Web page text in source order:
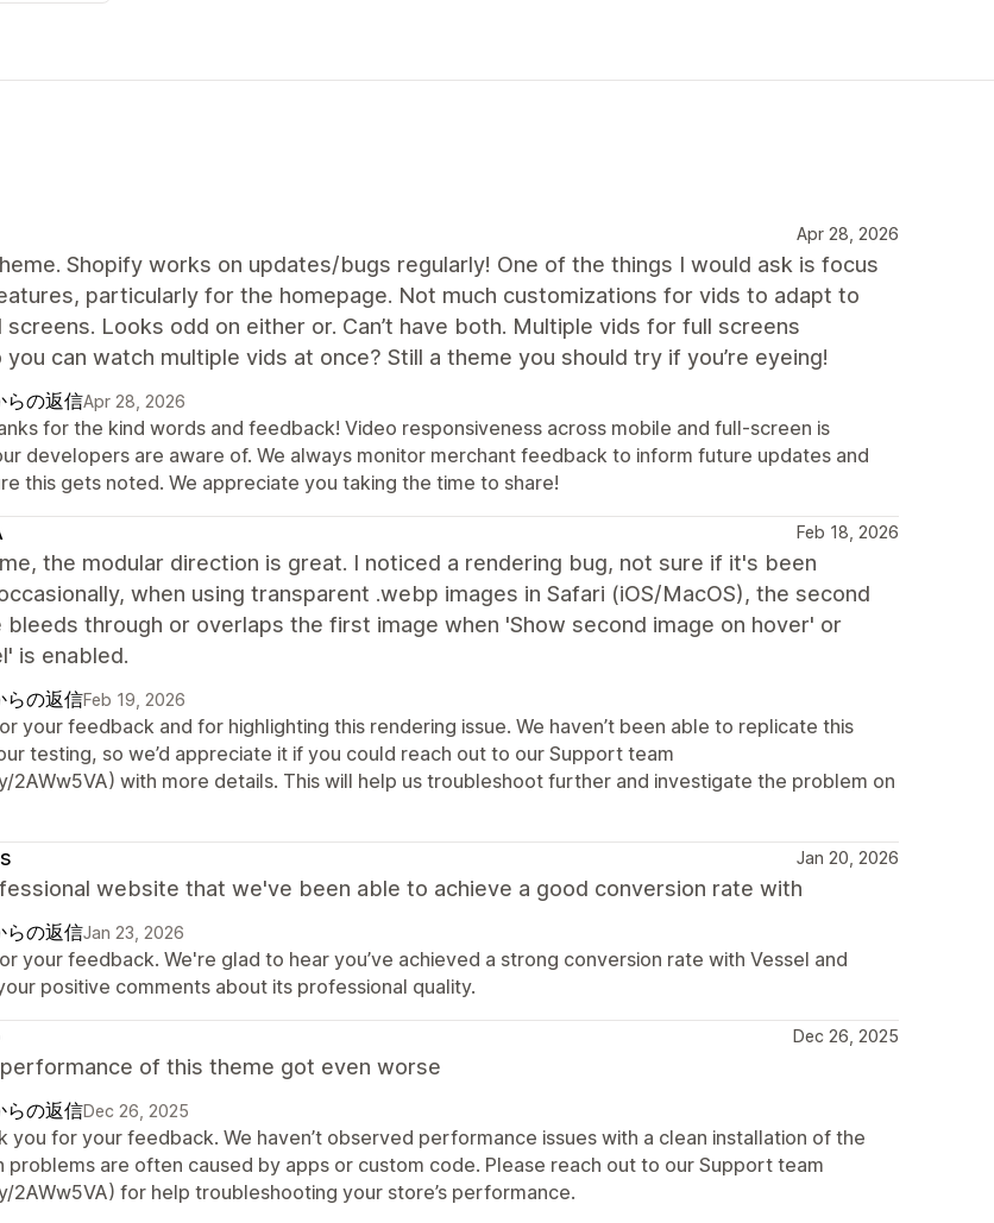
Apr 28, 2026
Shopify works on updates/bugs regularly! One of the things I would ask is focus
particularly for the homepage. Not much customizations for vids to adapt to
screens. Looks odd on either or. Can’t have both. Multiple vids for full screens
can watch multiple vids at once? Still a theme you should try if you’re eyeing!
らの返信Apr 28, 2026
for the kind words and feedback! Video responsiveness across mobile and full-screen is
developers are aware of. We always monitor merchant feedback to inform future updates and
this gets noted. We appreciate you taking the time to share!
Feb 18, 2026
the modular direction is great. I noticed a rendering bug, not sure if it's been
when using transparent .webp images in Safari (iOS/MacOS), the second
bleeds through or overlaps the first image when 'Show second image on hover' or
is enabled.
らの返信Feb 19, 2026
your feedback and for highlighting this rendering issue. We haven’t been able to replicate this
testing, so we’d appreciate it if you could reach out to our Support team
2AWw5VA) with more details. This will help us troubleshoot further and investigate the problem on
Jan 20, 2026
website that we've been able to achieve a good conversion rate with
らの返信Jan 23, 2026
your feedback. We're glad to hear you’ve achieved a strong conversion rate with Vessel and
positive comments about its professional quality.
Dec 26, 2025
of this theme got even worse
らの返信Dec 26, 2025
you for your feedback. We haven’t observed performance issues with a clean installation of the
problems are often caused by apps or custom code. Please reach out to our Support team
2AWw5VA) for help troubleshooting your store’s performance.